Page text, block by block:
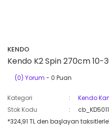
KENDO
Kendo K2 Spin 270cm 10-
(0) Yorum - 0 Puan
Kategori
Kendo
Stok Kodu
*324,91 TL den başlayan